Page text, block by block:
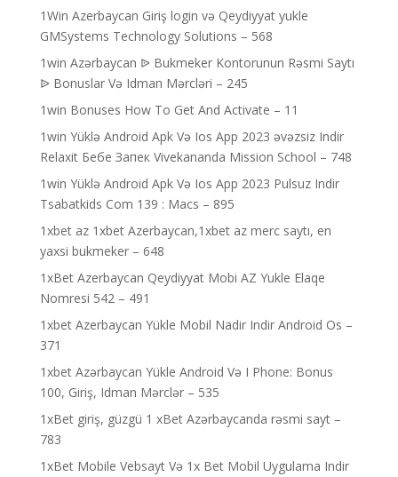
1Win Azerbaycan Giriş login və Qeydiyyat yukle
GMSystems Technology Solutions – 568
1win Azərbaycan ᐉ Bukmeker Kontorunun Rəsmi Saytı
ᐉ Bonuslar Və Idman Mərcləri – 245
1win Bonuses How To Get And Activate – 11
1win Yüklə Android Apk Və Ios App 2023 əvəzsiz Indir
Relaxit Бебе Запек Vivekananda Mission School – 748
1win Yüklə Android Apk Və Ios App 2023 Pulsuz Indir
Tsabatkids Com 139 : Macs – 895
1xbet az 1xbet Azerbaycan,1xbet az merc saytı, en
yaxsi bukmeker – 648
1xBet Azerbaycan Qeydiyyat Mobi AZ Yukle Elaqe
Nomresi 542 – 491
1xbet Azerbaycan Yükle Mobil Nadir Indir Android Os –
371
1xbet Azərbaycan Yükle Android Və I Phone: Bonus
100, Giriş, Idman Mərclər – 535
1xBet giriş, güzgü 1 xBet Azərbaycanda rəsmi sayt –
783
1xBet Mobile Vebsayt Və 1x Bet Mobil Uygulama Indir